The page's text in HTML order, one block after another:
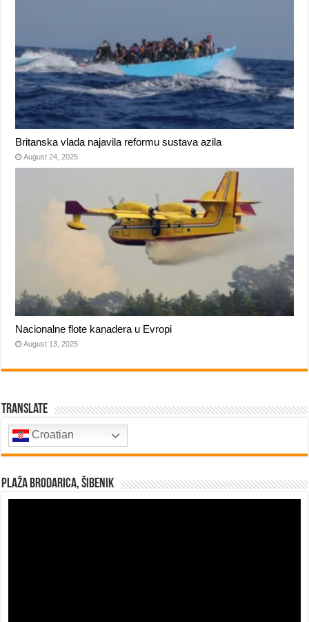
Britanska vlada najavila reformu sustava azila
August 24, 2025
Nacionalne flote kanadera u Evropi
August 13, 2025
Translate
Croatian
Plaža Brodarica, Šibenik